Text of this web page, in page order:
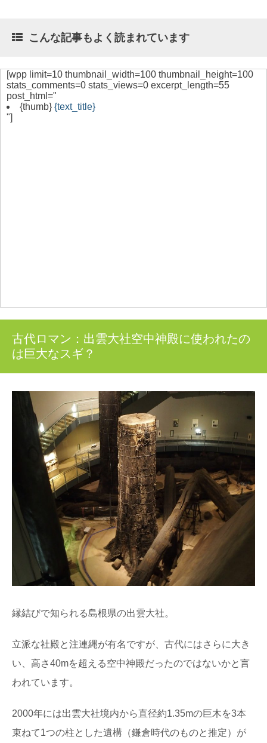
こんな記事もよく読まれています
[wpp limit=10 thumbnail_width=100 thumbnail_height=100
stats_comments=0 stats_views=0 excerpt_length=55
post_html="
{thumb} {text_title}
"]
古代ロマン：出雲大社空中神殿に使われたの
は巨大なスギ？
縁結びで知られる島根県の出雲大社。
立派な社殿と注連縄が有名ですが、古代にはさらに大き
い、高さ40mを超える空中神殿だったのではないかと言
われています。
2000年には出雲大社境内から直径約1.35mの巨木を3本
束ねて1つの柱とした遺構（鎌倉時代のものと推定）が